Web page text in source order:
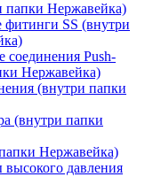
папки Нержавейка)
SS (внутри
соединения Push-
Нержавейка)
(внутри папки
(внутри папки
Нержавейка)
давления